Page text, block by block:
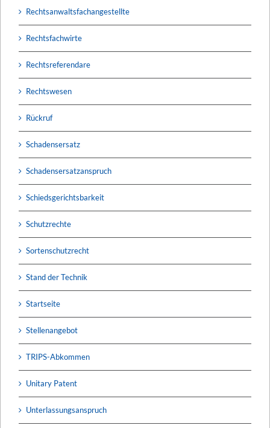
Rechtsanwaltsfachangestellte
Rechtsfachwirte
Rechtsreferendare
Rechtswesen
Rückruf
Schadensersatz
Schadensersatzanspruch
Schiedsgerichtsbarkeit
Schutzrechte
Sortenschutzrecht
Stand der Technik
Startseite
Stellenangebot
TRIPS-Abkommen
Unitary Patent
Unterlassungsanspruch